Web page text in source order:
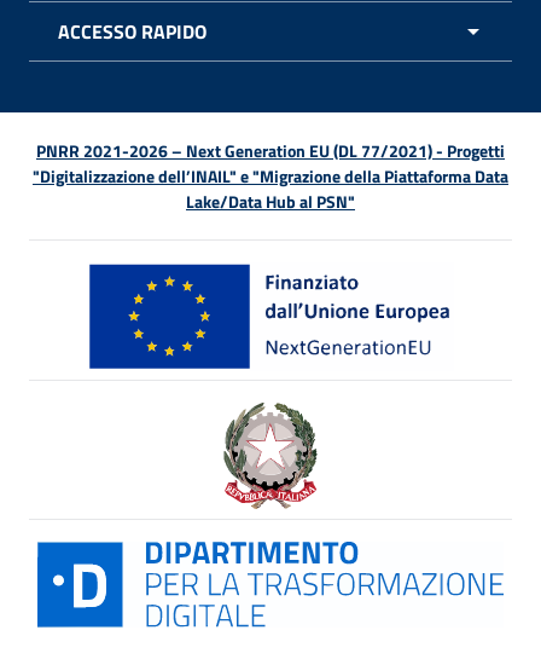
ACCESSO RAPIDO
PNRR 2021-2026 – Next Generation EU (DL 77/2021) - Progetti
"Digitalizzazione dell’INAIL" e "Migrazione della Piattaforma Data
Lake/Data Hub al PSN"